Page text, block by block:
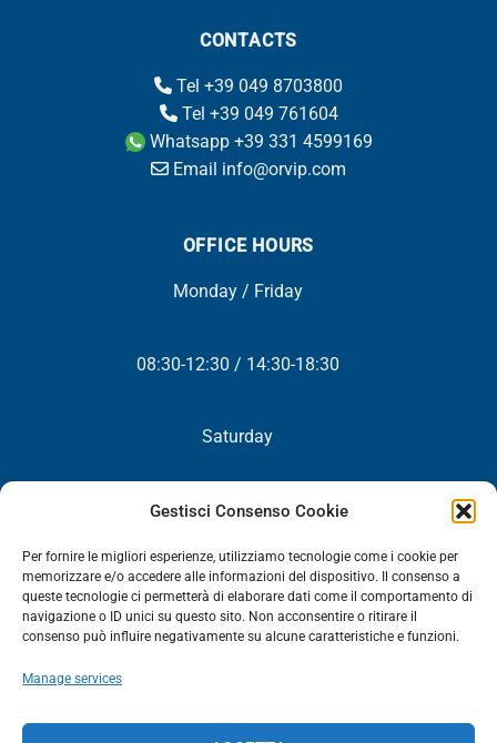
Gestisci Consenso Cookie
Per fornire le migliori esperienze, utilizziamo tecnologie come i cookie per
memorizzare e/o accedere alle informazioni del dispositivo. Il consenso a
queste tecnologie ci permetterà di elaborare dati come il comportamento di
navigazione o ID unici su questo sito. Non acconsentire o ritirare il
consenso può influire negativamente su alcune caratteristiche e funzioni.
Manage services
CONTACTS
Tel +39 049 8703800
Tel +39 049 761604
Whatsapp +39 331 4599169
Email info@orvip.com
OFFICE HOURS
Monday / Friday
08:30-12:30 / 14:30-18:30
Saturday
Closed
NEWSLETTER